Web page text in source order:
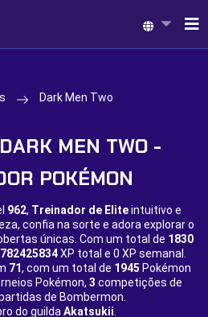
Dark Men Two
MEN TWO -
POKÉMON
962, Treinador de Eliteintuitivo e
confia na sorte e adora explorar o
únicas. Com um total de 1830
XP total e 0 XP semanal.
71, com um total de 1945 Pokémon
Pokémon, 3 competições de
de Bombermon.
do guilda Akatsukii